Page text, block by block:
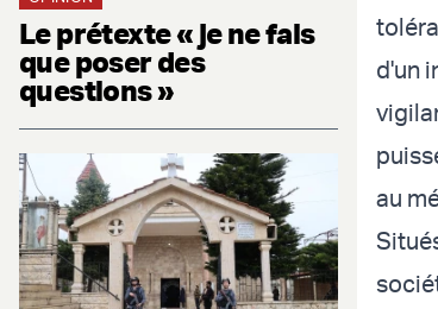
Le prétexte « je ne fais
que poser des
questions »
d'un
au